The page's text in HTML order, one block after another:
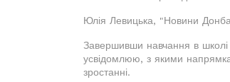
Юлія Левицька, "Новини
Завершивши навчання в школі
усвідомлюю, з якими
зростанні.